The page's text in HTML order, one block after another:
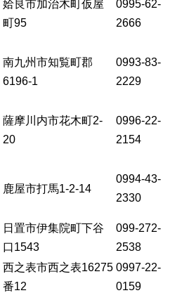
姶良市加治木町仮屋
町95
0995-62-
2666
南九州市知覧町郡
6196-1
0993-83-
2229
薩摩川内市花木町2-
20
0996-22-
2154
鹿屋市打馬1-2-14
0994-43-
2330
日置市伊集院町下谷
口1543
099-272-
2538
西之表市西之表16275
番12
0997-22-
0159